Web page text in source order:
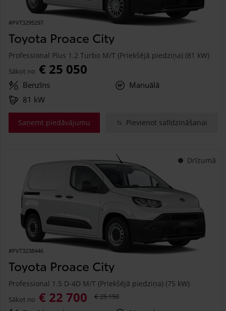
#PVT3295297
Toyota Proace City
Professional Plus 1.2 Turbo M/T (Priekšējā piedziņa) (81 kW)
Sākot no € 25 050
Benzīns
Manuālā
81 kW
Saņemt piedāvājumu Pievienot salīdzināšanai
Drīzumā
#PVT3238446
Toyota Proace City
Professional 1.5 D-4D M/T (Priekšējā piedziņa) (75 kW)
Sākot no € 22 700 € 25 150